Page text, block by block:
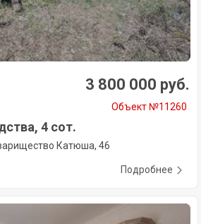
3 800 000 руб.
Объект №11260
4 сот.
Катюша, 46
Подробнее